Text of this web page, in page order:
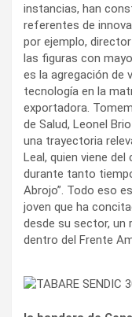
instancias, han
referentes de
por ejemplo,
las figuras con
es la agregación de
tecnología en la
exportadora.
de Salud, Leonel
una trayectoria
Leal, quien viene
durante tanto
Abrojo”. Todo eso
joven que ha
desde su sector, un
dentro del Frente